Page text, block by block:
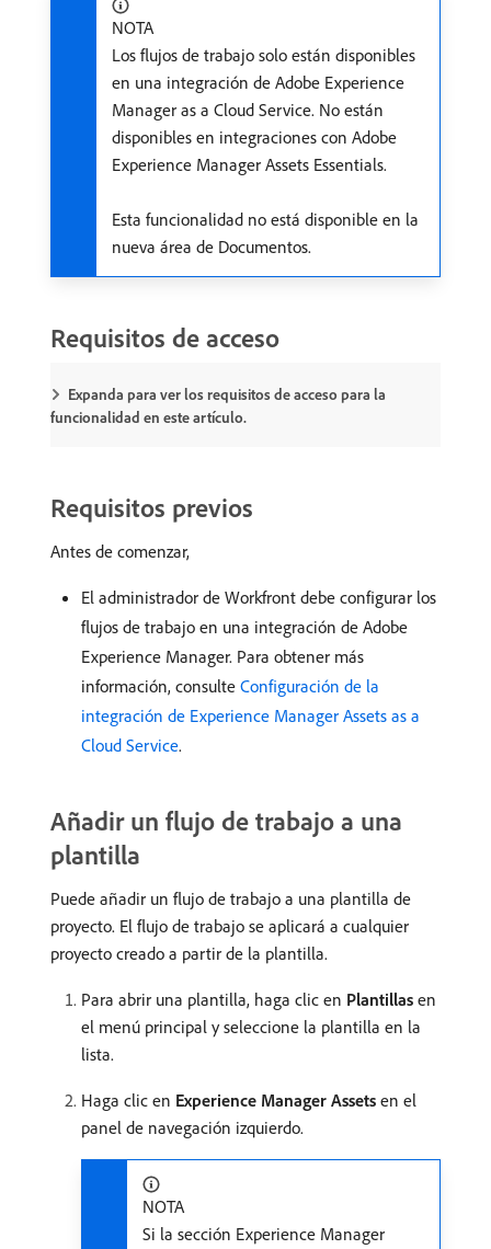
NOTA
Los flujos de trabajo solo están disponibles
en una integración de Adobe Experience
Manager as a Cloud Service. No están
disponibles en integraciones con Adobe
Experience Manager Assets Essentials.
Esta funcionalidad no está disponible en la
nueva área de Documentos.
Requisitos de acceso
Expanda para ver los requisitos de acceso para la
funcionalidad en este artículo.
Requisitos previos
Antes de comenzar,
El administrador de Workfront debe configurar los
flujos de trabajo en una integración de Adobe
Experience Manager. Para obtener más
información, consulte Configuración de la
integración de Experience Manager Assets as a
Cloud Service.
Añadir un flujo de trabajo a una
plantilla
Puede añadir un flujo de trabajo a una plantilla de
proyecto. El flujo de trabajo se aplicará a cualquier
proyecto creado a partir de la plantilla.
Para abrir una plantilla, haga clic en Plantillas en
el menú principal y seleccione la plantilla en la
lista.
Haga clic en Experience Manager Assets en el
panel de navegación izquierdo.
NOTA
Si la sección Experience Manager